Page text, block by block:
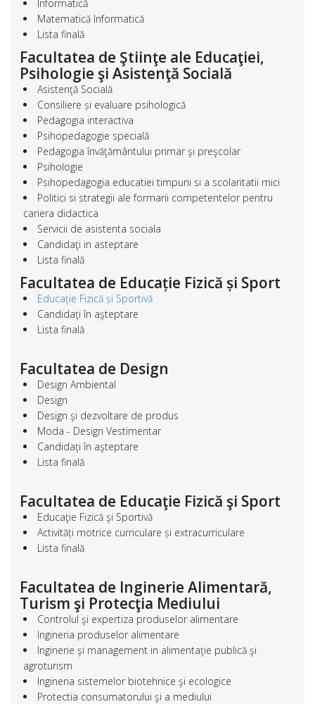
Informatică
Matematică Informatică
Lista finală
Facultatea de Ştiinţe ale Educaţiei,
Psihologie şi Asistenţă Socială
Asistenţă Socială
Consiliere și evaluare psihologică
Pedagogia interactiva
Psihopedagogie specială
Pedagogia învăţământului primar şi preşcolar
Psihologie
Psihopedagogia educatiei timpurii si a scolaritatii mici
Politici si strategii ale formarii competentelor pentru
cariera didactica
Servicii de asistenta sociala
Candidaţi in asteptare
Lista finală
Facultatea de Educație Fizică și Sport
Educație Fizică și Sportivă
Candidaţi în aşteptare
Lista finală
Facultatea de Design
Design Ambiental
Design
Design şi dezvoltare de produs
Moda - Design Vestimentar
Candidaţi în aşteptare
Lista finală
Facultatea de Educaţie Fizică şi Sport
Educaţie Fizică şi Sportivă
Activități motrice curriculare și extracurriculare
Lista finală
Facultatea de Inginerie Alimentară,
Turism şi Protecţia Mediului
Controlul şi expertiza produselor alimentare
Ingineria produselor alimentare
Inginerie şi management in alimentaţie publică şi
agroturism
Ingineria sistemelor biotehnice şi ecologice
Protectia consumatorului şi a mediului